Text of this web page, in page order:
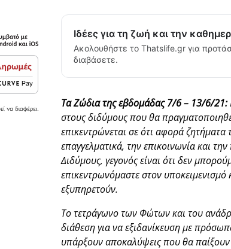
Ιδέες για τη ζωή και την
Ακολουθήστε το Thatslife.gr για
διαβάσετε.
Tα Ζώδια της εβδομάδας 7/6 – 13/6/21:
στους διδύμους που θα
επικεντρώνεται σε ότι αφορά
επαγγελματικά, την επικοινωνία και
Διδύμους, γεγονός είναι ότι δεν
επικεντρωνόμαστε στον
εξυπηρετούν.
Το τετράγωνο των Φώτων και του
διάθεση για να εξιδανίκευση με
υπάρξουν αποκαλύψεις που θα παίξουν